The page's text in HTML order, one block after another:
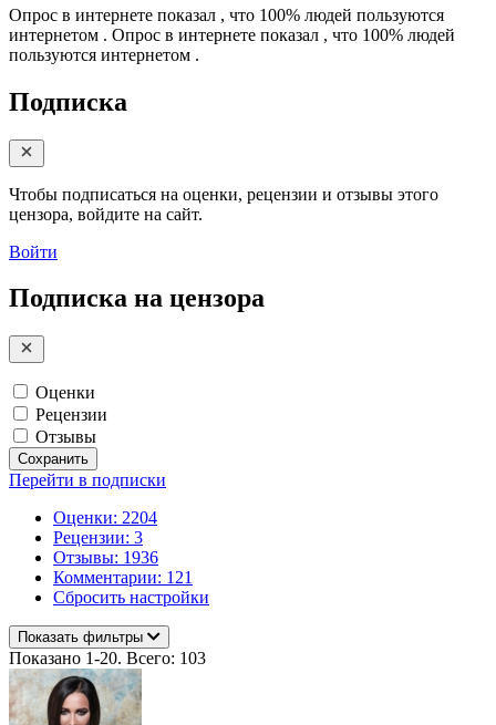
Опрос в интернете показал , что 100% людей пользуются
интернетом . Опрос в интернете показал , что 100% людей
пользуются интернетом .
Подписка
Чтобы подписаться на оценки, рецензии и отзывы этого
цензора, войдите на сайт.
Войти
Подписка на цензора
Оценки
Рецензии
Отзывы
Сохранить
Перейти в подписки
Оценки: 2204
Рецензии: 3
Отзывы: 1936
Комментарии: 121
Сбросить настройки
Показать фильтры
Показано 1-20. Всего: 103